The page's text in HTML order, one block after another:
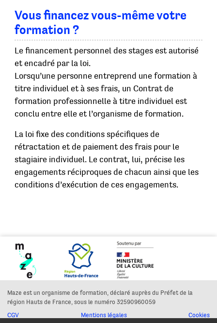
Vous financez vous-même votre
formation ?
Le financement personnel des stages est autorisé
et encadré par la loi.
Lorsqu’une personne entreprend une formation à
titre individuel et à ses frais, un Contrat de
formation professionnelle à titre individuel est
conclu entre elle et l’organisme de formation.
La loi fixe des conditions spécifiques de
rétractation et de paiement des frais pour le
stagiaire individuel. Le contrat, lui, précise les
engagements réciproques de chacun ainsi que les
conditions d’exécution de ces engagements.
Maze est un organisme de formation, déclaré auprès du Préfet de la
région Hauts de France, sous le numéro 32590960059
CGV
Mentions légales Cookies